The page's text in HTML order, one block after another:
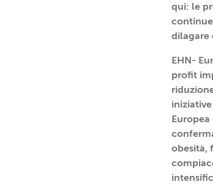
qui: le
dilagare
EHN-
profit
obesità,